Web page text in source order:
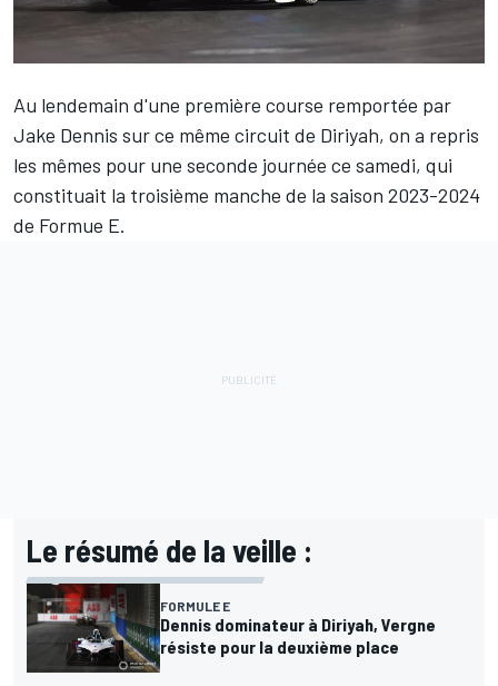
Au lendemain d'une première course remportée par
Jake Dennis sur ce même circuit de Diriyah, on a repris
les mêmes pour une seconde journée ce samedi, qui
constituait la troisième manche de la saison 2023-2024
de Formue E.
Le résumé de la veille :
FORMULE E
Dennis dominateur à Diriyah, Vergne
résiste pour la deuxième place